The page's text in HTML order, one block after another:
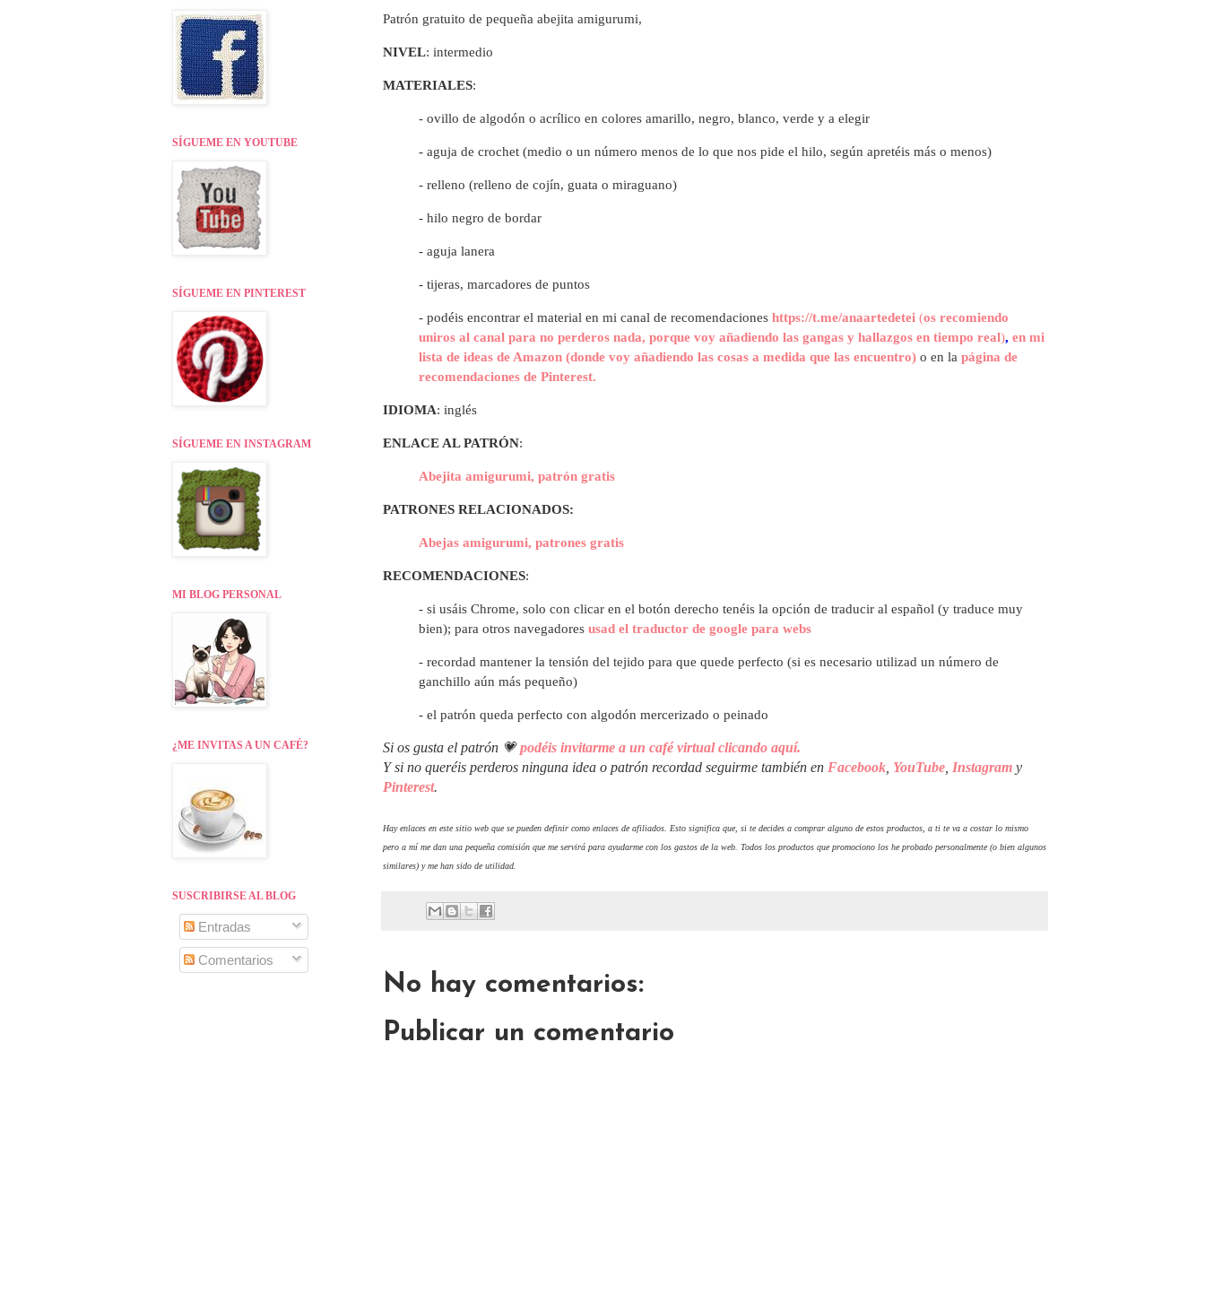
Patrón gratuito de pequeña abejita amigurumi,
NIVEL: intermedio
MATERIALES:
- ovillo de algodón o acrílico en colores amarillo, negro, blanco, verde y a elegir
- aguja de crochet (medio o un número menos de lo que nos pide el hilo, según apretéis más o menos)
- relleno (relleno de cojín, guata o miraguano)
- hilo negro de bordar
- aguja lanera
- tijeras, marcadores de puntos
- podéis encontrar el material en mi canal de recomendaciones https://t.me/anaartedetei (os recomiendo
uniros al canal para no perderos nada, porque voy añadiendo las gangas y hallazgos en tiempo real), en mi
lista de ideas de Amazon (donde voy añadiendo las cosas a medida que las encuentro) o en la página de
recomendaciones de Pinterest.
IDIOMA: inglés
ENLACE AL PATRÓN:
Abejita amigurumi, patrón gratis
PATRONES RELACIONADOS:
Abejas amigurumi, patrones gratis
RECOMENDACIONES:
- si usáis Chrome, solo con clicar en el botón derecho tenéis la opción de traducir al español (y traduce muy
bien); para otros navegadores usad el traductor de google para webs
- recordad mantener la tensión del tejido para que quede perfecto (si es necesario utilizad un número de
ganchillo aún más pequeño)
- el patrón queda perfecto con algodón mercerizado o peinado
Si os gusta el patrón 💗podéis invitarme a un café virtual clicando aquí.
Y si no queréis perderos ninguna idea o patrón recordad seguirme también en Facebook YouTube Instagram y
Pinterest.
Hay enlaces en este sitio web que se pueden definir como enlaces de afiliados. Esto significa que, si te decides a comprar alguno de estos productos, a ti te va a costar lo mismo
pero a mí me dan una pequeña comisión que me servirá para ayudarme con los gastos de la web. Todos los productos que promociono los he probado personalmente (o bien algunos
similares) y me han sido de utilidad.
No hay comentarios:
Publicar un comentario
SÍGUEME EN YOUTUBE
SÍGUEME EN PINTEREST
SÍGUEME EN INSTAGRAM
MI BLOG PERSONAL
¿ME INVITAS A UN CAFÉ?
SUSCRIBIRSE AL BLOG
Entradas
Comentarios